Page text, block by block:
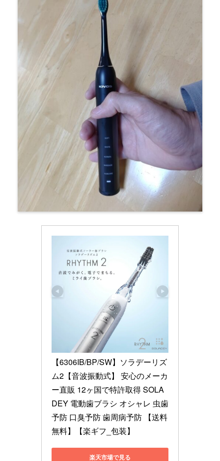
【6306IB/BP/SW】ソラデーリズ
ム2【音波振動式】 安心のメーカ
ー直販 12ヶ国で特許取得 SOLA
DEY 電動歯ブラシ オシャレ 虫歯
予防 口臭予防 歯周病予防 【送料
無料】【楽ギフ_包装】
楽天市場で見る